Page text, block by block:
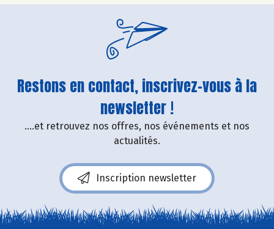
Restons en contact, inscrivez-vous à la
newsletter !
....et retrouvez nos offres, nos événements et nos
actualités.
Inscription newsletter